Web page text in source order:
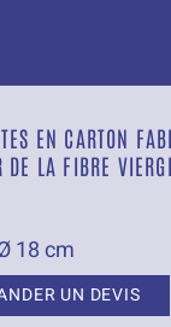
EN CARTON
DE LA FIBRE
ORANGE
18 cm
UN DEVIS